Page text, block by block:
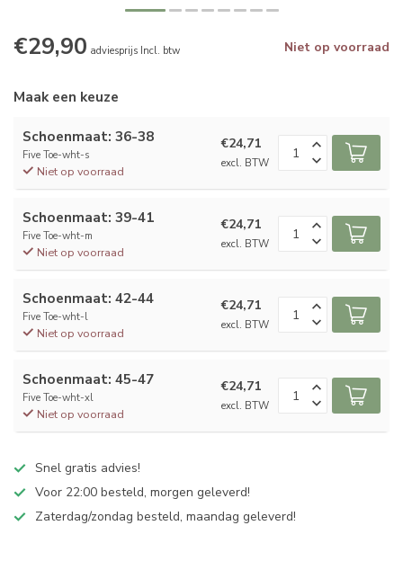
€29,90 adviesprijs Incl. btw Niet op voorraad
Maak een keuze
Schoenmaat: 36-38
Five Toe-wht-s
Niet op voorraad
€24,71
excl. BTW
Schoenmaat: 39-41
Five Toe-wht-m
Niet op voorraad
€24,71
excl. BTW
Schoenmaat: 42-44
Five Toe-wht-l
Niet op voorraad
€24,71
excl. BTW
Schoenmaat: 45-47
Five Toe-wht-xl
Niet op voorraad
€24,71
excl. BTW
Snel gratis advies!
Voor 22:00 besteld, morgen geleverd!
Zaterdag/zondag besteld, maandag geleverd!